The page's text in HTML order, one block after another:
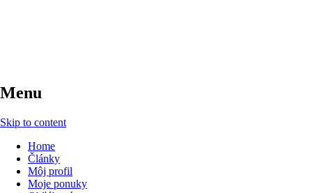
Menu
Skip to content
Home
Články
Môj profil
Moje ponuky